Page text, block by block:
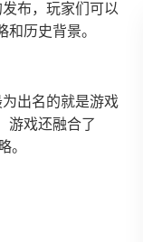
布，玩家们可以
历史背景。
出名的就是游戏
游戏还融合了
。